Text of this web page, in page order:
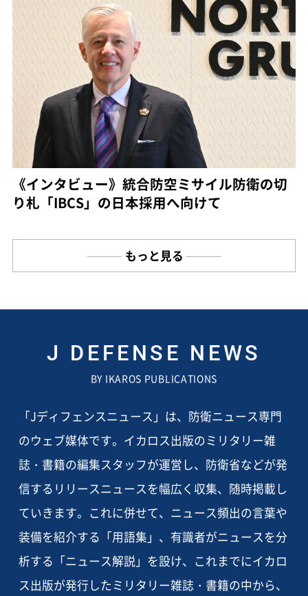
《インタビュー》統合防空ミサイル防衛の切
り札「IBCS」の日本採用へ向けて
もっと見る
J DEFENSE NEWS
BY IKAROS PUBLICATIONS
「Jディフェンスニュース」は、防衛ニュース専門
のウェブ媒体です。イカロス出版のミリタリー雑
誌・書籍の編集スタッフが運営し、防衛省などが発
信するリリースニュースを幅広く収集、随時掲載し
ていきます。これに併せて、ニュース頻出の言葉や
装備を紹介する「用語集」、有識者がニュースを分
析する「ニュース解説」を設け、これまでにイカロ
ス出版が発行したミリタリー雑誌・書籍の中から、